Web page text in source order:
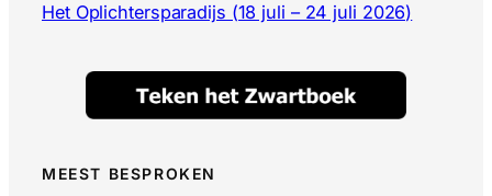
Het Oplichtersparadijs (18 juli – 24 juli 2026)
MEEST BESPROKEN